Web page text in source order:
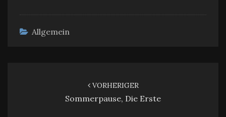
Allgemein
VORHERIGER
Sommerpause, Die Erste